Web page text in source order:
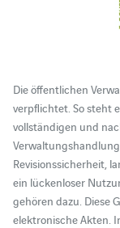
Die öffentlichen
verpflichtet. So steht
vollständigen und
Revisionssicherheit,
ein lückenloser
gehören dazu. Diese
elektronische Akten.